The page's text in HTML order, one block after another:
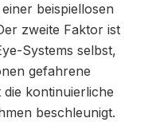
beispiellosen
zweite Faktor ist
Systems selbst,
gefahrene
kontinuierliche
beschleunigt.